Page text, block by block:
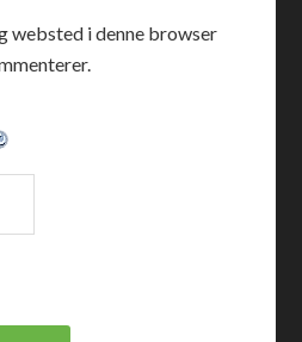
websted i denne browser